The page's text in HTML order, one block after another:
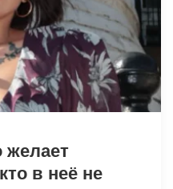
желает
в неё не